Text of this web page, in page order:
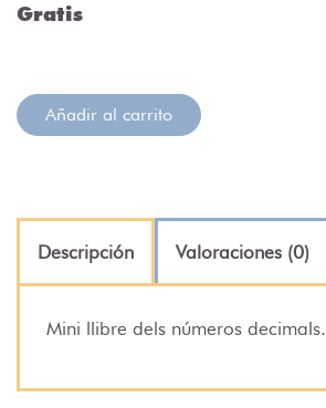
Gratis
Añadir al carrito
Descripción Valoraciones (0)
Mini llibre dels números decimals.